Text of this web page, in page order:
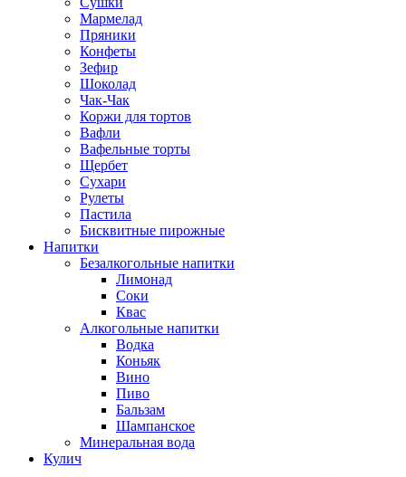
Мармелад
Пряники
Конфеты
Зефир
Шоколад
Чак-Чак
Коржи для тортов
Вафли
Вафельные торты
Щербет
Сухари
Рулеты
Пастила
Бисквитные пирожные
Напитки
Безалкогольные напитки
Лимонад
Соки
Квас
Алкогольные напитки
Водка
Коньяк
Вино
Пиво
Бальзам
Шампанское
Минеральная вода
Кулич